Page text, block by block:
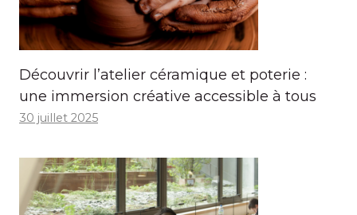
Découvrir l’atelier céramique et poterie :
une immersion créative accessible à tous
30 juillet 2025